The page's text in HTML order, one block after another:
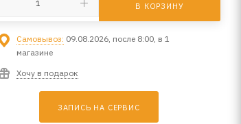
В КОРЗИНУ
Самовывоз: 09.08.2026, после 8:00, в 1
магазине
Хочу в подарок
ЗАПИСЬ НА СЕРВИС